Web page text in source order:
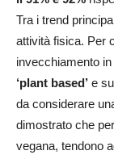
Tra i trend
attività fisica. Per
invecchiamento
‘plant based’ e
da considerare
dimostrato che
vegana, tendono